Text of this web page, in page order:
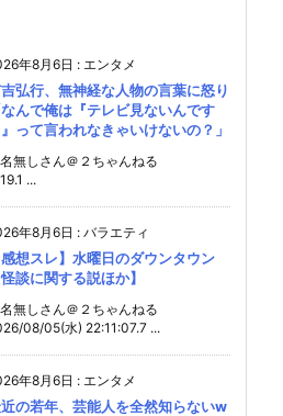
年8月6日 : エンタメ
弘行、無神経な人物の言葉に怒り
なんで俺は『テレビ見ないんです
って言われなきゃいけないの？」
無しさん＠２ちゃんねる
...
年8月6日 : バラエティ
感想スレ】水曜日のダウンタウン
怪談に関する説ほか】
無しさん＠２ちゃんねる
08/05(水) 22:11:07.7 ...
年8月6日 : エンタメ
の若年、芸能人を全然知らないw